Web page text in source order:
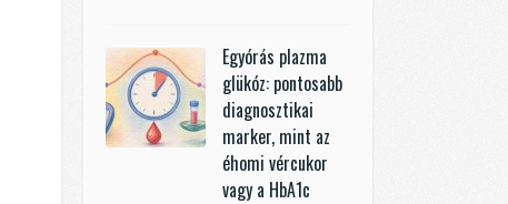
Egyórás plazma
glükóz: pontosabb
diagnosztikai
marker, mint az
éhomi vércukor
vagy a HbA1c